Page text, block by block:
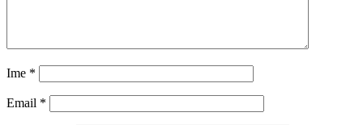
Ime *
Email *